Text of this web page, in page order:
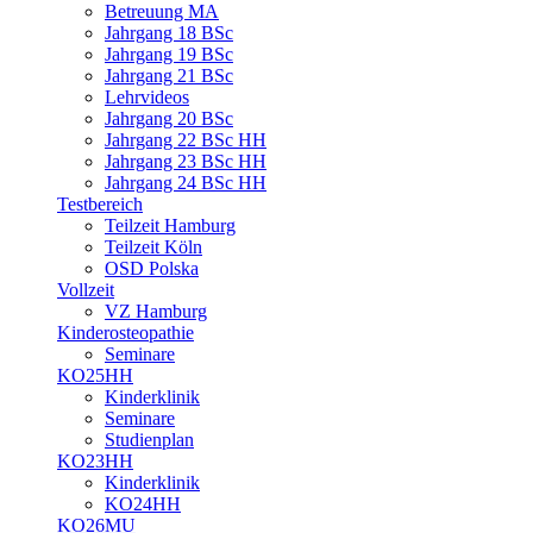
Betreuung MA
Jahrgang 18 BSc
Jahrgang 19 BSc
Jahrgang 21 BSc
Lehrvideos
Jahrgang 20 BSc
Jahrgang 22 BSc HH
Jahrgang 23 BSc HH
Jahrgang 24 BSc HH
Testbereich
Teilzeit Hamburg
Teilzeit Köln
OSD Polska
Vollzeit
VZ Hamburg
Kinderosteopathie
Seminare
KO25HH
Kinderklinik
Seminare
Studienplan
KO23HH
Kinderklinik
KO24HH
KO26MU